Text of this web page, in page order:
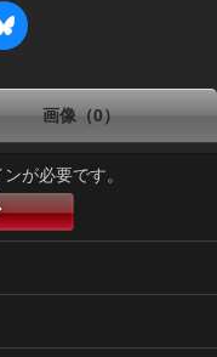
画像（0）
が必要です。